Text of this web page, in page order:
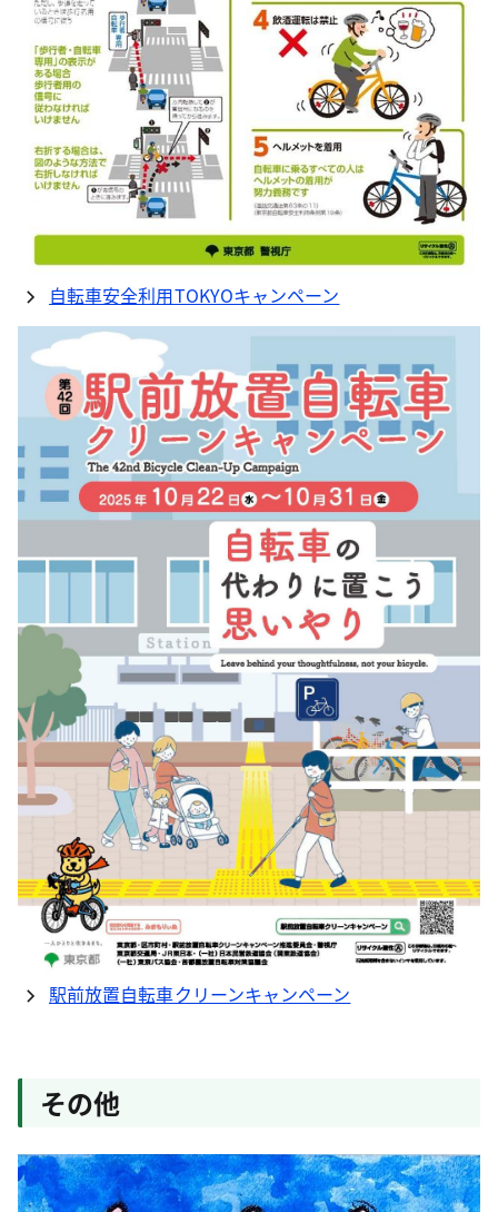
自転車安全利用TOKYOキャンペーン
駅前放置自転車クリーンキャンペーン
その他